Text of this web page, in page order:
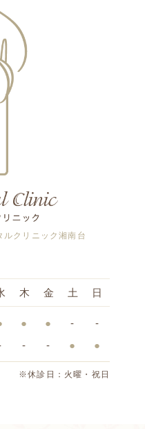
ルクリニック湘南台
木 金 土 日
● ● -
-
- - ● ●
※休診日：火曜・祝日